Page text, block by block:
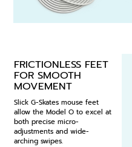
FRICTIONLESS FEET
FOR SMOOTH
MOVEMENT
Slick G-Skates mouse feet
allow the Model O to excel at
both precise micro-
adjustments and wide-
arching swipes.